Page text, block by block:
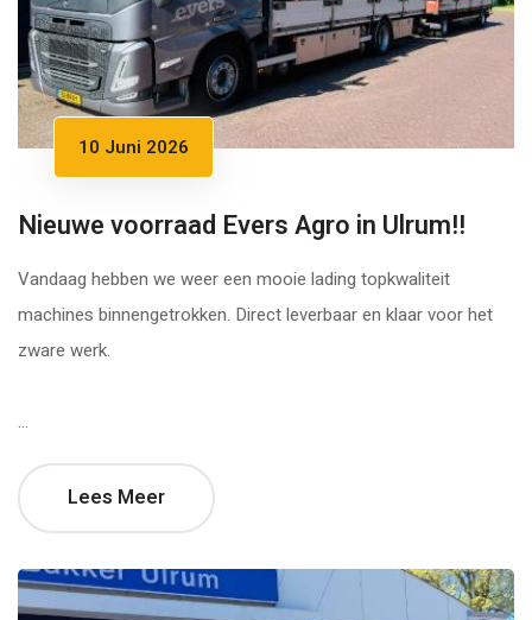
10 Juni 2026
Nieuwe voorraad Evers Agro in Ulrum!!
Vandaag hebben we weer een mooie lading topkwaliteit
machines binnengetrokken. Direct leverbaar en klaar voor het
zware werk.
...
Lees Meer